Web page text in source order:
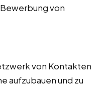
von
von Kontakten
aufzubauen und zu